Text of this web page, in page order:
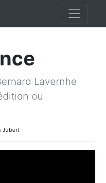
Lavernhe
ou
Jubert